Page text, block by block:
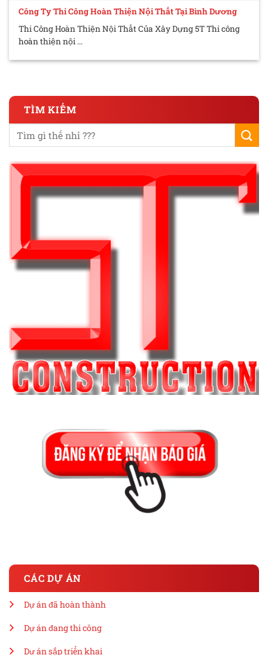
Công Ty Thi Công Hoàn Thiện Nội Thất Tại Bình Dương
Thi Công Hoàn Thiện Nội Thất Của Xây Dựng 5T Thi công
hoàn thiện nội ...
TÌM KIẾM
CÁC DỰ ÁN
Dự án đã hoàn thành
Dự án đang thi công
Dự án sắp triển khai